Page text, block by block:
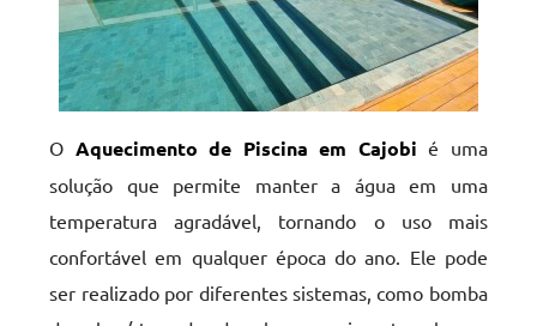
O Aquecimento de Piscina em Cajobi é uma
solução que permite manter a água em uma
temperatura agradável, tornando o uso mais
confortável em qualquer época do ano. Ele pode
ser realizado por diferentes sistemas, como bomba